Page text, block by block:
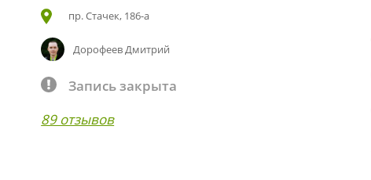
пр. Стачек, 186-а
Дорофеев Дмитрий
Запись закрыта
89 отзывов